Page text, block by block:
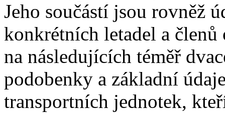
Jeho součástí jsou rovněž
konkrétních letadel a
na následujících téměř
podobenky a základní
transportních jednotek,